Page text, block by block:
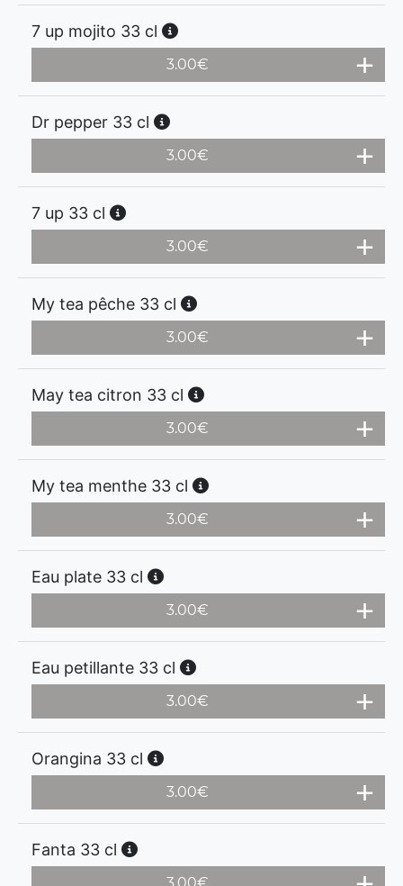
7 up mojito 33 cl
3.00€
Dr pepper 33 cl
3.00€
7 up 33 cl
3.00€
My tea pêche 33 cl
3.00€
May tea citron 33 cl
3.00€
My tea menthe 33 cl
3.00€
Eau plate 33 cl
3.00€
Eau petillante 33 cl
3.00€
Orangina 33 cl
3.00€
Fanta 33 cl